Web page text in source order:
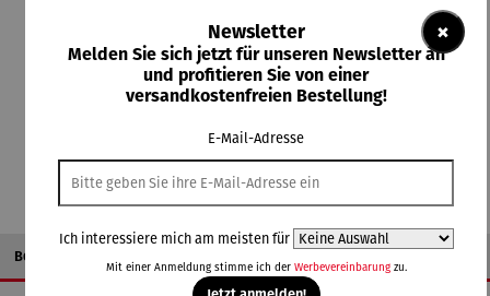
Lieferzeit: 2-4 Tage
Beschreibung
×
Newsletter
Melden Sie sich jetzt für unseren Newsletter an
und profitieren Sie von einer
versandkostenfreien Bestellung!
E-Mail-Adresse
Ich interessiere mich am meisten für
Mit einer Anmeldung stimme ich der Werbevereinbarungzu.